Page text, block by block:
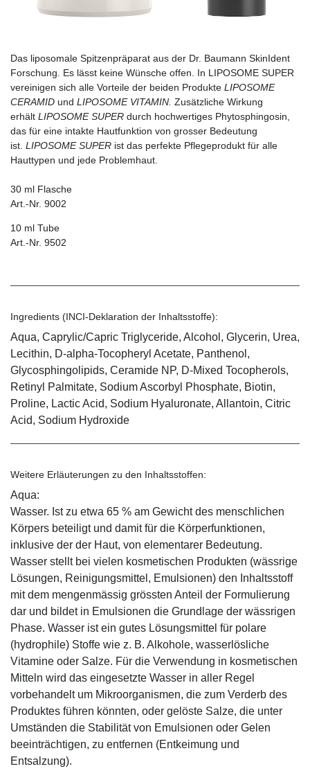
Das liposomale Spitzenpräparat aus der Dr. Baumann SkinIdent
Forschung. Es lässt keine Wünsche offen. In LIPOSOME SUPER
vereinigen sich alle Vorteile der beiden Produkte LIPOSOME
CERAMID und LIPOSOME VITAMIN. Zusätzliche Wirkung
erhält LIPOSOME SUPER durch hochwertiges Phytosphingosin,
das für eine intakte Hautfunktion von grosser Bedeutung
ist. LIPOSOME SUPER ist das perfekte Pflegeprodukt für alle
Hauttypen und jede Problemhaut.
30 ml Flasche
Art.-Nr. 9002
10 ml Tube
Art.-Nr. 9502
Ingredients (INCI-Deklaration der Inhaltsstoffe):
Aqua, Caprylic/Capric Triglyceride, Alcohol, Glycerin, Urea,
Lecithin, D-alpha-Tocopheryl Acetate, Panthenol,
Glycosphingolipids, Ceramide NP, D-Mixed Tocopherols,
Retinyl Palmitate, Sodium Ascorbyl Phosphate, Biotin,
Proline, Lactic Acid, Sodium Hyaluronate, Allantoin, Citric
Acid, Sodium Hydroxide
Weitere Erläuterungen zu den Inhaltsstoffen:
Aqua:
Wasser. Ist zu etwa 65 % am Gewicht des menschlichen
Körpers beteiligt und damit für die Körperfunktionen,
inklusive der der Haut, von elementarer Bedeutung.
Wasser stellt bei vielen kosmetischen Produkten (wässrige
Lösungen, Reinigungsmittel, Emulsionen) den Inhaltsstoff
mit dem mengenmässig grössten Anteil der Formulierung
dar und bildet in Emulsionen die Grundlage der wässrigen
Phase. Wasser ist ein gutes Lösungsmittel für polare
(hydrophile) Stoffe wie z. B. Alkohole, wasserlösliche
Vitamine oder Salze. Für die Verwendung in kosmetischen
Mitteln wird das eingesetzte Wasser in aller Regel
vorbehandelt um Mikroorganismen, die zum Verderb des
Produktes führen könnten, oder gelöste Salze, die unter
Umständen die Stabilität von Emulsionen oder Gelen
beeinträchtigen, zu entfernen (Entkeimung und
Entsalzung).